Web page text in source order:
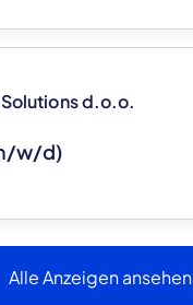
Solutions d.o.o.
w/d)
Alle Anzeigen ansehen